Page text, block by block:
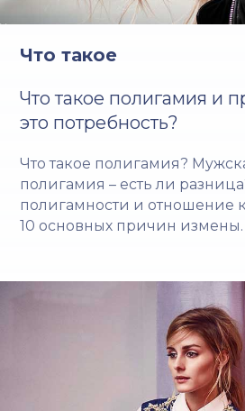
Что такое
Что такое полигамия и
это потребность?
Что такое полигамия?
полигамия – есть ли
полигамности и отношение
10 основных причин измены.